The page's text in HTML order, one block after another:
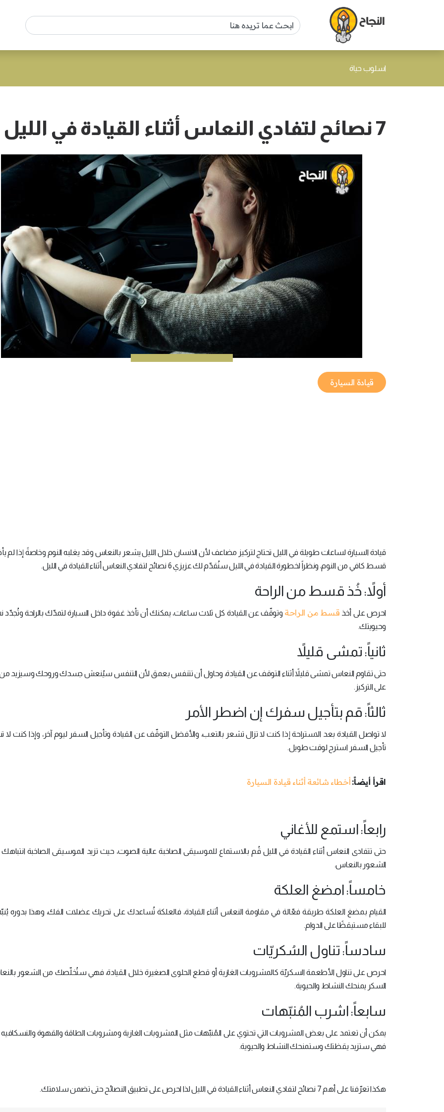
اسلوب حياة
7 نصائح لتفادي النعاس أثناء القيادة في الليل
قيادة السيارة
قيادة السيارة لساعات طويلة في الليل تحتاج لتركيز مضاعف لأن الانسان خلال الليل يشعر بالنعاس وقد يغلبه النوم وخاصةً إذا لم
قسط كافي من النوم، ونظراً لخطورة القيادة في الليل سنُقدّم لك عزيزي 6 نصائح لتفادي النعاس أثناء القيادة في الليل.
أولاً: خُذ قسط من الراحة
احرص على أخذ قسط من الراحة وتوقّف عن القيادة كل ثلاث ساعات، يمكنك أن تأخذ غفوة داخل السيارة لتمدّك بالراحة
وحيويتك.
ثانياً: تمشى قليلاً
حتى تقاوم النعاس تمشى قليلاً أثناء التوقف عن القيادة، وحاول أن تتنفس بعمق لأن التنفس سيُنعش جسدك وروحك وسيزيد
على التركيز.
ثالثاً: قم بتأجيل سفرك إن اضطر الأمر
لا تواصل القيادة بعد الاستراحة إذا كنت لا تزال تشعر بالتعب، والأفضل التوقّف عن القيادة وتأجيل السفر ليوم آخر، وإذا كنت
تأجيل السفر استرح لوقت طويل.
اقرأ أيضاً: أخطاء شائعة أثناء قيادة السيارة
رابعاً: استمع للأغاني
حتى تتفادى النعاس أثناء القيادة في الليل قُم بالاستماع للموسيقى الصاخبة عالية الصوت، حيث تزيد الموسيقى الصاخبة
الشعور بالنعاس.
خامساً: امضغ العلكة
القيام بمضغ العلكة طريقة فعّالة في مقاومة النعاس أثناء القيادة، فالعلكة تُساعدك على تحريك عضلات الفك، وهذا بدوره
للبقاء مستيقظًا على الدوام.
سادساً: تناول السُكريّات
احرص على تناول الأطعمة السكريّة كالمشروبات الغازية أو قطع الحلوى الصغيرة خلال القيادة، فهي ستُخلّصك من الشعور
السكر يمنحك النشاط والحيوية.
سابعاً: اشرب المُنبّهات
يمكن أن تعتمد على بعض المشروبات التي تحتوي على المُنبّهات مثل المشروبات الغازية ومشروبات الطاقة والقهوة
فهي ستزيد يقظتك وستمنحك النشاط والحيوية.
هكذا تعرّفنا على أهم 7 نصائح لتفادي النعاس أثناء القيادة في الليل لذا احرص على تطبيق النصائح حتى تضمن سلامتك.